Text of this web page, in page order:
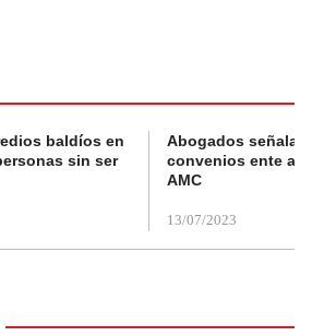
baldíos en
sin ser
Abogados
convenios ente
AMC
13/07/2023